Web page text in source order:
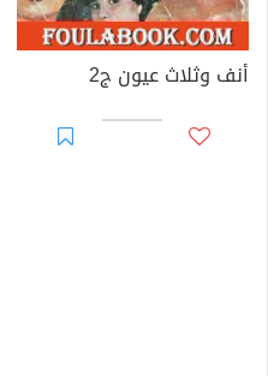
أنف وثلاث عيون ج2